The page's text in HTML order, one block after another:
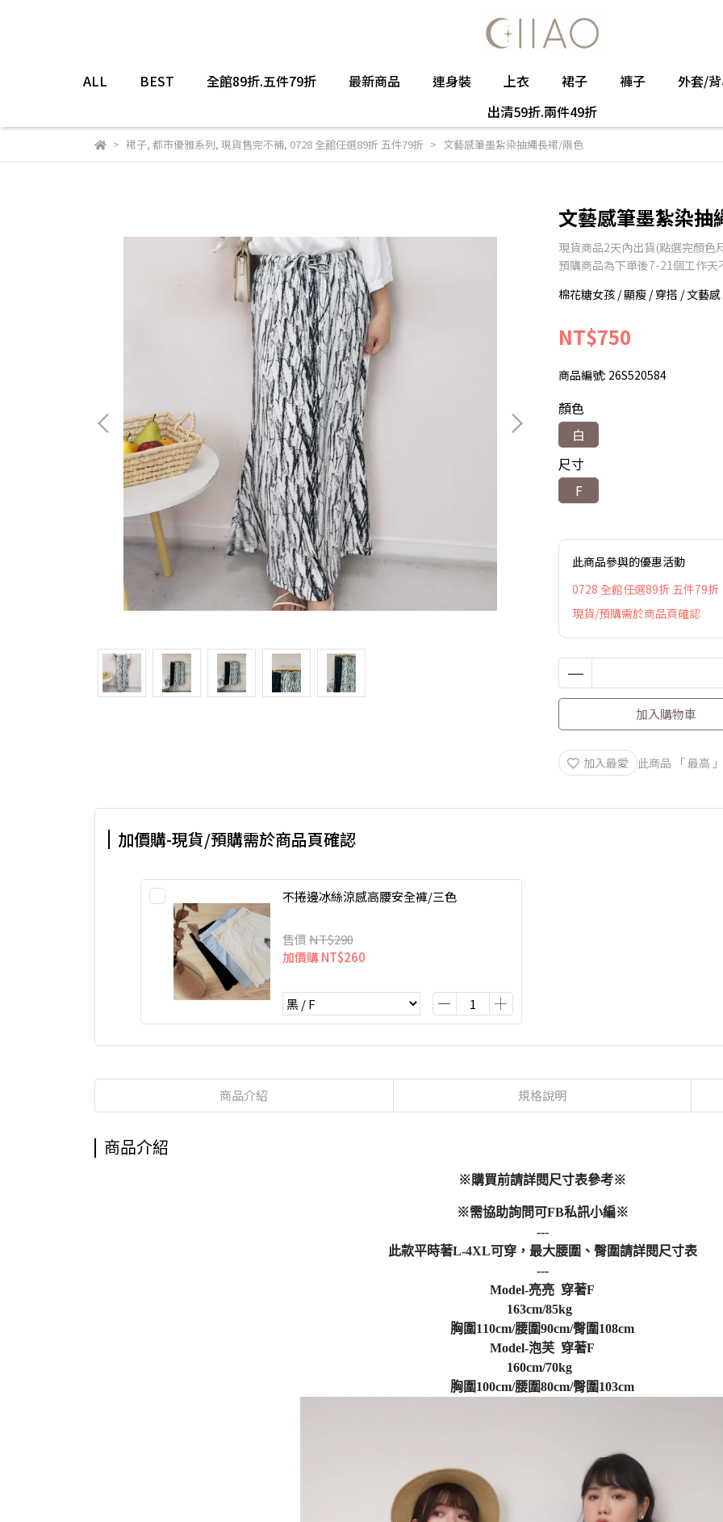
ALL BEST 全館89折.五件79折 最新商品 連身裝 上衣 裙子 褲子
外套/
出清59折.兩件49折
裙子, 都市優雅系列, 現貨售完不補, 0728 全館任選89折 五件79折 文藝感筆墨紮染抽繩長裙/兩色
文藝感筆墨紮染抽
現貨商品2天內出貨(點選完顏色
預購商品為下單後7-21個工作
棉花糖女孩 / 顯瘦 / 穿搭 / 文藝
NT$750
商品編號: 26S520584
顏色
白
尺寸
F
此商品參與的優惠活動
0728 全館任選89折 五件79折
現貨/預購需於商品頁確認
加入購物車
加入最愛 此商品 「 最高
加價購-現貨/預購需於商品頁確認
不捲邊冰絲涼感高腰安全褲/三色
售價NT$290
加價購NT$260
商品介紹 規格說明
商品介紹
※購買前請詳閱尺寸表參考※
※需協助詢問可FB私訊小編※
---
此款平時著L-4XL可穿，最大腰圍、臀圍請詳閱尺寸表
---
Model-亮亮 穿著F
163cm/85kg
胸圍110cm/腰圍90cm/臀圍108cm
Model-泡芙 穿著F
160cm/70kg
胸圍100cm/腰圍80cm/臀圍103cm